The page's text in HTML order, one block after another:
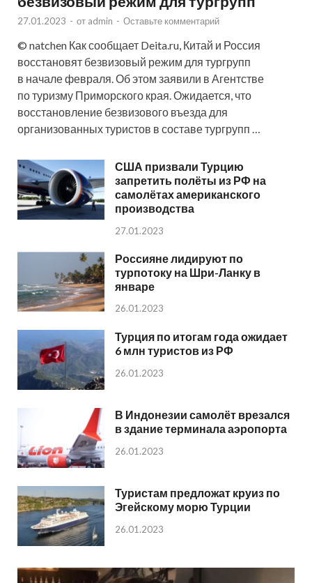
27.01.2023 - от admin - Оставьте комментарий
© natchen Как сообщает Deita.ru, Китай и Россия
восстановят безвизовый режим для тургрупп
в начале февраля. Об этом заявили в Агентстве
по туризму Приморского края. Ожидается, что
восстановление безвизового въезда для
организованных туристов в составе тургрупп …
США призвали Турцию
запретить полёты из РФ на
самолётах американского
производства
27.01.2023
Россияне лидируют по
турпотоку на Шри-Ланку в
январе
26.01.2023
Турция по итогам года ожидает
6 млн туристов из РФ
26.01.2023
В Индонезии самолёт врезался
в здание терминала аэропорта
26.01.2023
Туристам предложат круиз по
Эгейскому морю Турции
26.01.2023